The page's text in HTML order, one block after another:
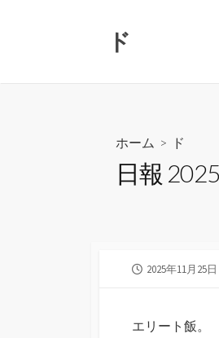
ド
ホーム > ド
日報
公
2025年11月25日
エリート飯。